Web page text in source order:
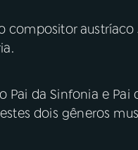
compositor austríaco
Pai da Sinfonia e Pai
dois gêneros